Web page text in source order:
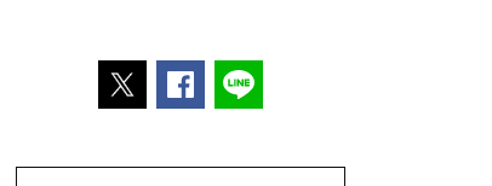
ポストするFacebookでシェアする